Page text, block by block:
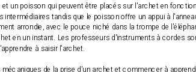
un poisson qui peuvent être placés sur l'archet en
tandis que le poisson offre un appui à
arrondie, avec le pouce niché dans la trompe de
en un instant. Les professeurs d'instruments à cordes
à saisir l'archet.
de la prise d'un archet et commencer à